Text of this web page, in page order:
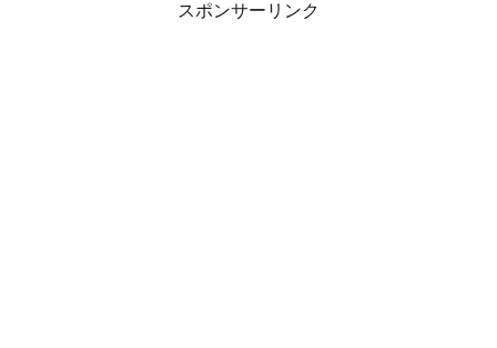
スポンサーリンク